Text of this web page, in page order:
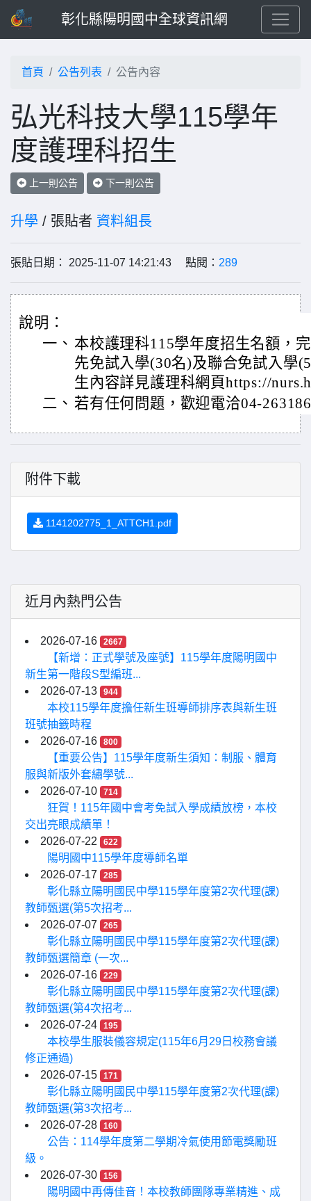
彰化縣陽明國中全球資訊網
首頁 公告列表 公告內容
弘光科技大學115學年
度護理科招生
上一則公告 下一則公告
升學 / 張貼者 資料組長
張貼日期： 2025-11-07 14:21:43 點閱： 289
說明：
一、 本校護理科115學年度招生名額，
先免試入學(30名)及聯合免試入學
生內容詳見護理科網頁https://
二、 若有任何問題，歡迎電洽04-
附件下載
1141202775_1_ATTCH1.pdf
近月內熱門公告
2026-07-16 2667
【新增：正式學號及座號】115學年度陽明國中
新生第一階段S型編班...
2026-07-13
944
本校115學年度擔任新生班導師排序表與新生班
班號抽籤時程
2026-07-16
800
【重要公告】115學年度新生須知：制服、體育
服與新版外套繡學號...
2026-07-10
714
狂賀！115年國中會考免試入學成績放榜，本校
交出亮眼成績單！
2026-07-22
622
陽明國中115學年度導師名單
2026-07-17
285
彰化縣立陽明國民中學115學年度第2次代理(課)
教師甄選(第5次招考...
2026-07-07
265
彰化縣立陽明國民中學115學年度第2次代理(課)
教師甄選簡章 (一次...
2026-07-16
229
彰化縣立陽明國民中學115學年度第2次代理(課)
教師甄選(第4次招考...
2026-07-24
195
本校學生服裝儀容規定(115年6月29日校務會議
修正通過)
2026-07-15
171
彰化縣立陽明國民中學115學年度第2次代理(課)
教師甄選(第3次招考...
2026-07-28
160
公告：114學年度第二學期冷氣使用節電獎勵班
級。
2026-07-30
156
陽明國中再傳佳音！本校教師團隊專業精進、成